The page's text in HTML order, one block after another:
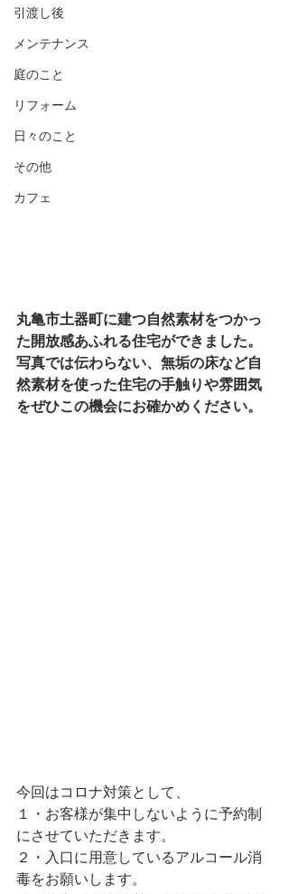
引渡し後
メンテナンス
庭のこと
リフォーム
日々のこと
その他
カフェ
丸亀市土器町に建つ自然素材をつかっ
た開放感あふれる住宅ができました。
写真では伝わらない、無垢の床など自
然素材を使った住宅の手触りや雰囲気
をぜひこの機会にお確かめください。
今回はコロナ対策として、
１・お客様が集中しないように予約制
にさせていただきます。
２・入口に用意しているアルコール消
毒をお願いします。